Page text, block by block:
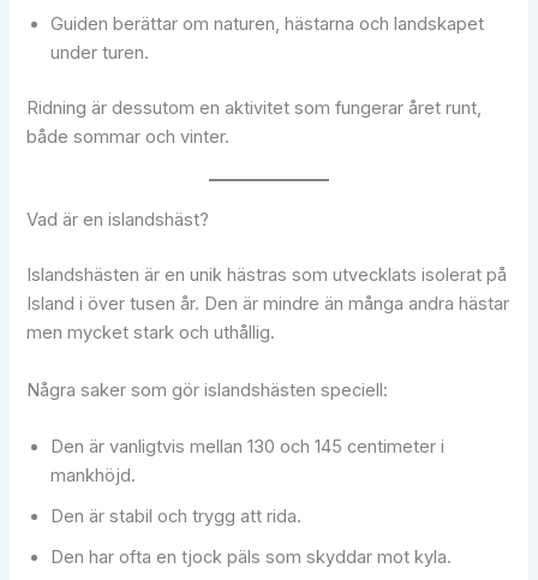
Guiden berättar om naturen, hästarna och landskapet
under turen.
Ridning är dessutom en aktivitet som fungerar året runt,
både sommar och vinter.
Vad är en islandshäst?
Islandshästen är en unik hästras som utvecklats isolerat på
Island i över tusen år. Den är mindre än många andra hästar
men mycket stark och uthållig.
Några saker som gör islandshästen speciell:
Den är vanligtvis mellan 130 och 145 centimeter i
mankhöjd.
Den är stabil och trygg att rida.
Den har ofta en tjock päls som skyddar mot kyla.